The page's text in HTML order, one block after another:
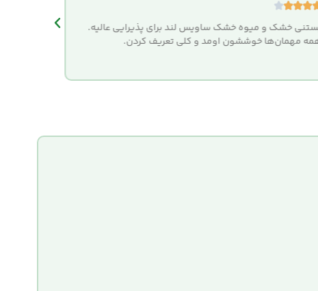




خشک و میوه خشک ساویس لند برای پذیرایی عالیه.
مهمان‌ها خوششون اومد و کلی تعریف کردن.